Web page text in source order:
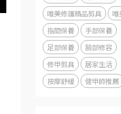
唯美修護精品剪具
指間保養
手部保養
足部保養
臉部修容
修甲剪具
居家生活
按摩舒緩
健甲師推薦